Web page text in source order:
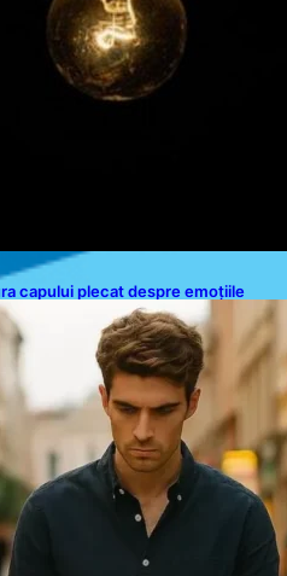
capului plecat despre emoțiile
obicei comun